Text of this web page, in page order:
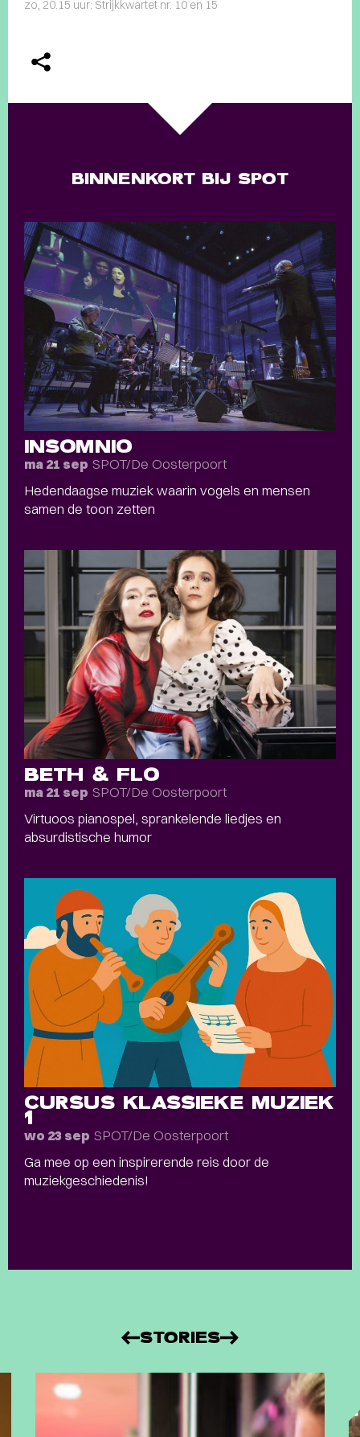
zo, 20.15 uur: Strijkkwartet nr. 10 en 15
BINNENKORT BIJ SPOT
INSOMNIO
ma 21 sep SPOT/De Oosterpoort
Hedendaagse muziek waarin vogels en mensen
samen de toon zetten
BETH & FLO
ma 21 sep SPOT/De Oosterpoort
Virtuoos pianospel, sprankelende liedjes en
absurdistische humor
CURSUS KLASSIEKE MUZIEK
1
wo 23 sep SPOT/De Oosterpoort
Ga mee op een inspirerende reis door de
muziekgeschiedenis!
STORIES